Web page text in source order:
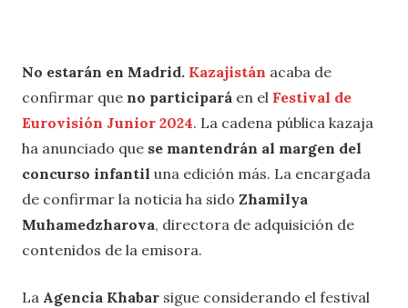
No estarán en Madrid. Kazajistán acaba de
confirmar que no participará en el Festival de
Eurovisión Junior 2024. La cadena pública kazaja
ha anunciado que se mantendrán al margen del
concurso infantil una edición más. La encargada
de confirmar la noticia ha sido Zhamilya
Muhamedzharova, directora de adquisición de
contenidos de la emisora.
La Agencia Khabar sigue considerando el festival